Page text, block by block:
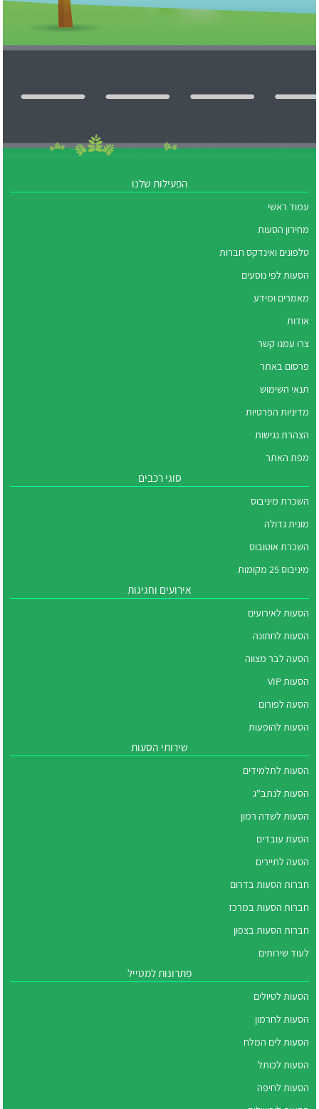
הפעילות שלנו
עמוד ראשי
מחירון הסעות
טלפונים ואינדקס חברות
הסעות לפי נוסעים
מאמרים ומידע
אודות
צרו עמנו קשר
פרסום באתר
תנאי השימוש
מדיניות הפרטיות
הצהרת נגישות
מפת האתר
סוגי רכבים
השכרת מיניבוס
מונית גדולה
השכרת אוטובוס
מיניבוס 25 מקומות
אירועים וחגיגות
הסעות לאירועים
הסעות לחתונה
הסעה לבר מצווה
הסעות VIP
הסעה לפורום
הסעות להופעות
שירותי הסעות
הסעות לתלמידים
הסעות לנתב"ג
הסעות לשדה רמון
הסעת עובדים
הסעה לתיירים
חברות הסעות בדרום
חברות הסעות במרכז
חברות הסעות בצפון
לעוד שירותים
פתרונות למטייל
הסעות לטיולים
הסעות לחרמון
הסעות לים המלח
הסעות לכותל
הסעות לחיפה